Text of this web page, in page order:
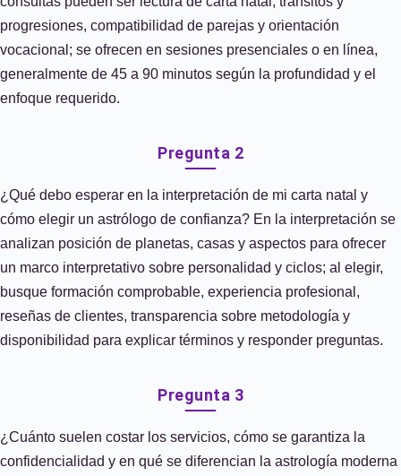
progresiones, compatibilidad de parejas y orientación
vocacional; se ofrecen en sesiones presenciales o en línea,
generalmente de 45 a 90 minutos según la profundidad y el
enfoque requerido.
Pregunta 2
¿Qué debo esperar en la interpretación de mi carta natal y
cómo elegir un astrólogo de confianza? En la interpretación se
analizan posición de planetas, casas y aspectos para ofrecer
un marco interpretativo sobre personalidad y ciclos; al elegir,
busque formación comprobable, experiencia profesional,
reseñas de clientes, transparencia sobre metodología y
disponibilidad para explicar términos y responder preguntas.
Pregunta 3
¿Cuánto suelen costar los servicios, cómo se garantiza la
confidencialidad y en qué se diferencian la astrología moderna